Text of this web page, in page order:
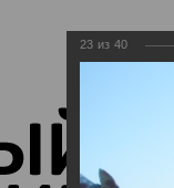
23 из 40